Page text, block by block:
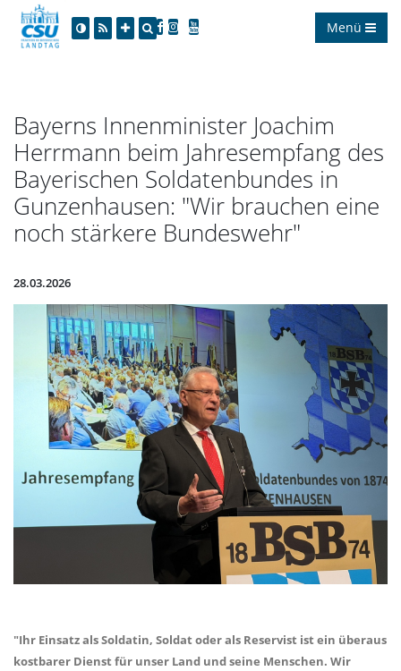
Menü
Bayerns Innenminister Joachim
Herrmann beim Jahresempfang des
Bayerischen Soldatenbundes in
Gunzenhausen: "Wir brauchen eine
noch stärkere Bundeswehr"
28.03.2026
"Ihr Einsatz als Soldatin, Soldat oder als Reservist ist ein überaus
kostbarer Dienst für unser Land und seine Menschen. Wir